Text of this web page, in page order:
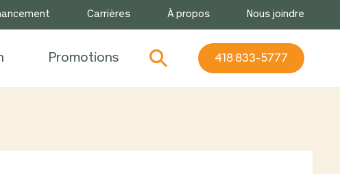
Carrières À propos Nous joindre
Promotions 418 833-5777